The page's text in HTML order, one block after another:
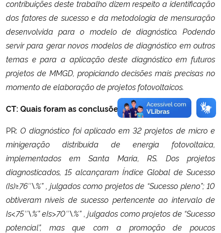
contribuições deste trabalho dizem respeito a identificação
dos fatores de sucesso e da metodologia de mensuração
desenvolvida para o modelo de diagnóstico. Podendo
servir para gerar novos modelos de diagnóstico em outros
temas e para a aplicação deste diagnóstico em futuros
projetos de MMGD, propiciando decisões mais precisas no
momento de elaboração de projetos fotovoltaicos.
CT: Quais foram as conclusões?
PR:O diagnóstico foi aplicado em 32 projetos de micro e
minigeração distribuída de energia fotovoltaica,
implementados em Santa Maria, RS. Dos projetos
diagnosticados, 15 alcançaram Índice Global de Sucesso
(Is)≥76″\%” , julgados como projetos de “Sucesso pleno”; 10
obtiveram níveis de sucesso pertencente ao intervalo de
Is<75″\%” eIs>70″\%” , julgados como projetos de “Sucesso
potencial”, mas que com a promoção de poucos